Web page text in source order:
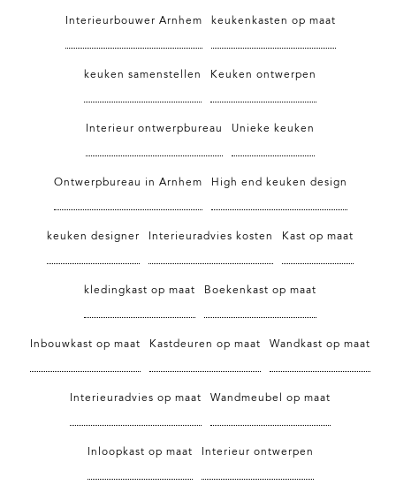
Interieurbouwer Arnhem keukenkasten op maat
keuken samenstellen Keuken ontwerpen
Interieur ontwerpbureau Unieke keuken
Ontwerpbureau in Arnhem High end keuken design
keuken designer Interieuradvies kosten Kast op maat
kledingkast op maat Boekenkast op maat
Inbouwkast op maat Kastdeuren op maat Wandkast op maat
Interieuradvies op maat Wandmeubel op maat
Inloopkast op maat Interieur ontwerpen